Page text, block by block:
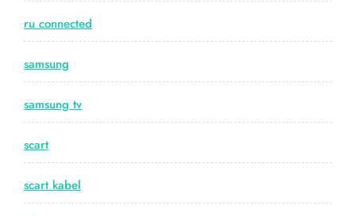
ru connected
samsung
samsung tv
scart
scart kabel